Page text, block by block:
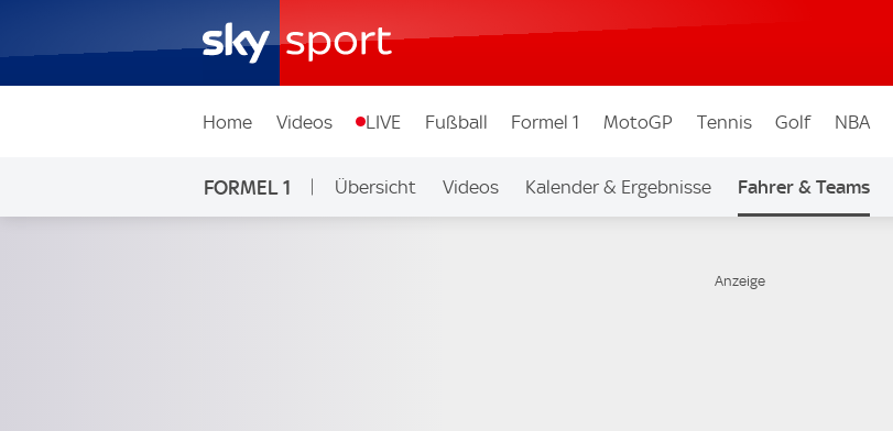
Home Videos LIVE Fußball Formel 1 MotoGP Tennis Golf NBA
FORMEL 1 Übersicht Videos Kalender & Ergebnisse Fahrer & Teams